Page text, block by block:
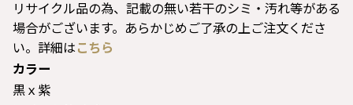
リサイクル品の為、記載の無い若干のシミ・汚れ等がある
場合がございます。あらかじめご了承の上ご注文くださ
い。詳細は こちら
カラー
黒ｘ紫